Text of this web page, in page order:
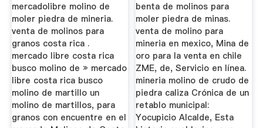
mercadolibre molino de
moler piedra de mineria.
venta de molinos para
granos costa rica .
mercado libre costa rica
busco molino de » mercado
libre costa rica busco
molino de martillo un
molino de martillos, para
granos con encuentre en el
benta de molinos para
moler piedra de minas.
venta de molino para
mineria en mexico, Mina de
oro para la venta en chile
ZME, de, Servicio en línea.
mineria molino de crudo de
piedra caliza Crónica de un
retablo municipal:
Yocupicio Alcalde, Esta